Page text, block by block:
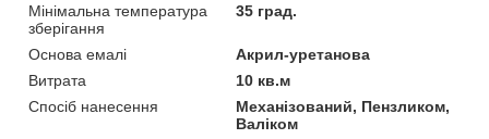
Мінімальна температура
зберігання
35 град.
Основа емалі
Акрил-уретанова
Витрата
10 кв.м
Спосіб нанесення
Механізований, Пензликом,
Валіком